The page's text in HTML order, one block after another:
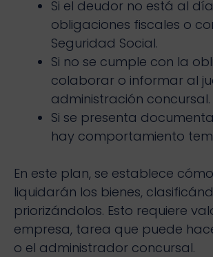
Si el deudor no está al
obligaciones fiscales o
Seguridad Social.
Si no se cumple con la
colaborar o informar al
administración concursal.
Si se presenta
hay comportamiento
En este plan, se establece
liquidarán los bienes,
priorizándolos. Esto requiere
empresa, tarea que puede
o el administrador concursal.